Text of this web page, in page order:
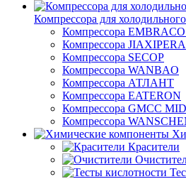
Компрессора для
Компрессора
Компрессора JIAXIPERA
Компрессора SECOP
Компрессора WANBAO
Компрессора АТЛАНТ
Компрессора EATERON
Компрессора GMCC
Компрессора
Красители